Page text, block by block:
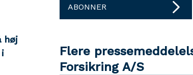
høj
i
ABONNER
Flere
Forsikring A/S